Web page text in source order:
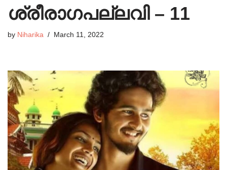
ശ്രീരാഗപല്ലവി – 11
by Niharika March 11, 2022